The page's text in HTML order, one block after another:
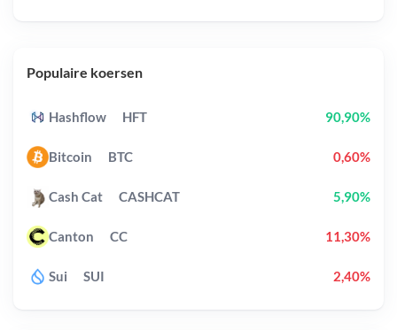
Populaire koersen
Hashflow HFT 90,90%
Bitcoin BTC 0,60%
Cash Cat CASHCAT 5,90%
Canton CC 11,30%
Sui SUI 2,40%